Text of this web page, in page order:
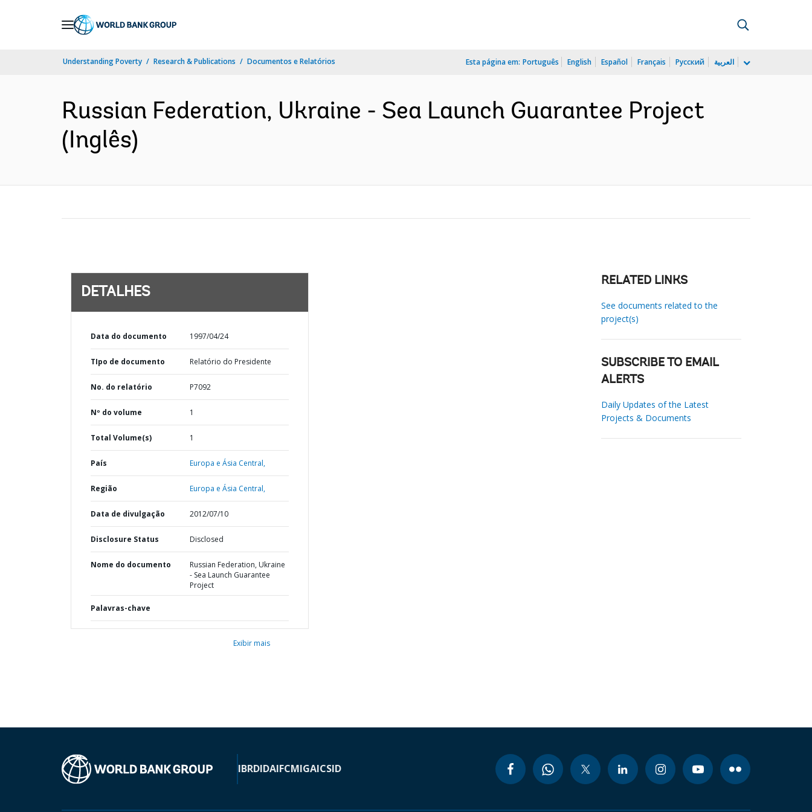
Understanding Poverty Research & Publications Documentos e Relatórios Esta página em: Português English Español Français Русский العربية
Russian Federation, Ukraine - Sea Launch Guarantee Project
(Inglês)
DETALHES
Data do documento 1997/04/24
TIpo de documento Relatório do Presidente
No. do relatório P7092
Nº do volume 1
Total Volume(s) 1
País Europa e Ásia Central,
Região Europa e Ásia Central,
Data de divulgação 2012/07/10
Disclosure Status Disclosed
Nome do documento
Russian Federation, Ukraine
- Sea Launch Guarantee
Project
Palavras-chave
Exibir mais
RELATED LINKS
See documents related to the
project(s)
SUBSCRIBE TO EMAIL
ALERTS
Daily Updates of the Latest
Projects & Documents
IBRDIDAIFCMIGAICSID